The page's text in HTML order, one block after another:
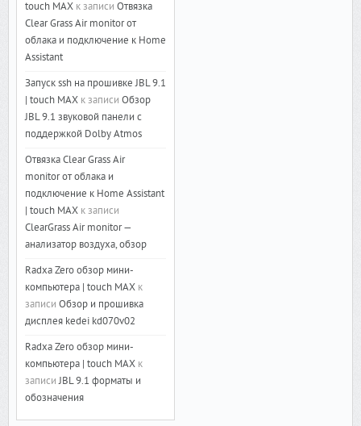
touch MAXк записи Отвязка
Clear Grass Air monitor от
облака и подключение к Home
Assistant
Запуск ssh на прошивке JBL 9.1
| touch MAXк записи Обзор
JBL 9.1 звуковой панели с
поддержкой Dolby Atmos
Отвязка Clear Grass Air
monitor от облака и
подключение к Home Assistant
| touch MAXк записи
ClearGrass Air monitor —
анализатор воздуха, обзор
Radxa Zero обзор мини-
компьютера | touch MAXк
записи Обзор и прошивка
дисплея kedei kd070v02
Radxa Zero обзор мини-
компьютера | touch MAXк
записиJBL 9.1 форматы и
обозначения